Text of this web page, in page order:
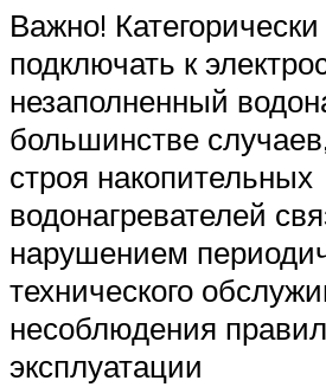
Важно!
подключать к
незаполненный
большинстве
строя накопительных
водонагревателей
нарушением
технического
несоблюдения правил
эксплуатации